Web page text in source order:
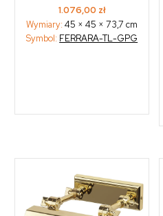
1.076,00 zł
Wymiary:45 × 45 × 73,7 cm
Symbol: FERRARA-TL-GPG